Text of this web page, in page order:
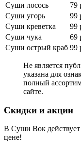
Суши лосось
79
Суши угорь
99
Суши креветка
99
Суши чука
69
Суши острый краб 99
Не является
указана для
полный
сайте.
Скидки и акции
В Суши Вок действует
цене!